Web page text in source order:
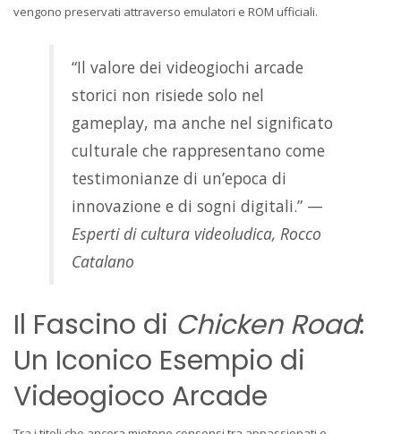
vengono preservati attraverso emulatori e ROM ufficiali.
“Il valore dei videogiochi arcade
storici non risiede solo nel
gameplay, ma anche nel significato
culturale che rappresentano come
testimonianze di un’epoca di
innovazione e di sogni digitali.” —
Esperti di cultura videoludica, Rocco
Catalano
Il Fascino di Chicken Road:
Un Iconico Esempio di
Videogioco Arcade